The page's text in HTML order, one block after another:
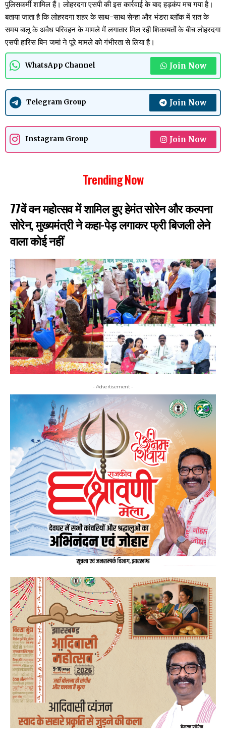
पुलिसकर्मी शामिल हैं। लोहरदगा एसपी की इस कार्रवाई के बाद हड़कंप मच गया है।
बताया जाता है कि लोहरदगा शहर के साथ-साथ सेन्हा और भंडरा ब्लॉक में रात के
समय बालू के अवैध परिवहन के मामले में लगातार मिल रही शिकायतों के बीच लोहरदगा
एसपी हारिस बिन जमां ने पूरे मामले को गंभीरता से लिया है।
WhatsApp Channel Join Now
Telegram Group Join Now
Instagram Group Join Now
Trending Now
77वें वन महोत्सव में शामिल हुए हेमंत सोरेन और कल्पना
सोरेन, मुख्यमंत्री ने कहा-पेड़ लगाकर फ्री बिजली लेने
वाला कोई नहीं
- Advertisement -